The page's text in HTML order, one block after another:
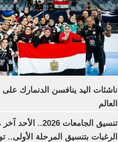
ناشئات اليد ينافسن الدنمارك على
العالم
تنسيق الجامعات
الرغبات بتنسيق المرحلة الأولى..